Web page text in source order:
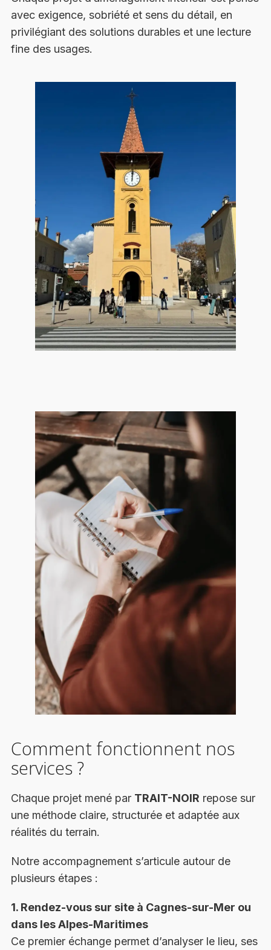
avec exigence, sobriété et sens du détail, en
privilégiant des solutions durables et une lecture
fine des usages.
Comment fonctionnent nos
services ?
Chaque projet mené par TRAIT-NOIR repose sur
une méthode claire, structurée et adaptée aux
réalités du terrain.
Notre accompagnement s’articule autour de
plusieurs étapes :
1. Rendez-vous sur site à Cagnes-sur-Mer ou
dans les Alpes-Maritimes
Ce premier échange permet d’analyser le lieu, ses